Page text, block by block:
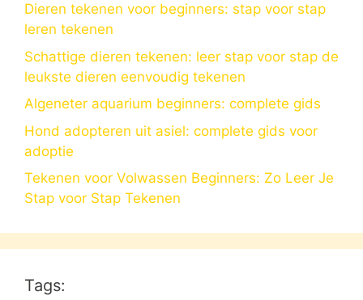
Dieren tekenen voor beginners: stap voor stap
leren tekenen
Schattige dieren tekenen: leer stap voor stap de
leukste dieren eenvoudig tekenen
Algeneter aquarium beginners: complete gids
Hond adopteren uit asiel: complete gids voor
adoptie
Tekenen voor Volwassen Beginners: Zo Leer Je
Stap voor Stap Tekenen
Tags: